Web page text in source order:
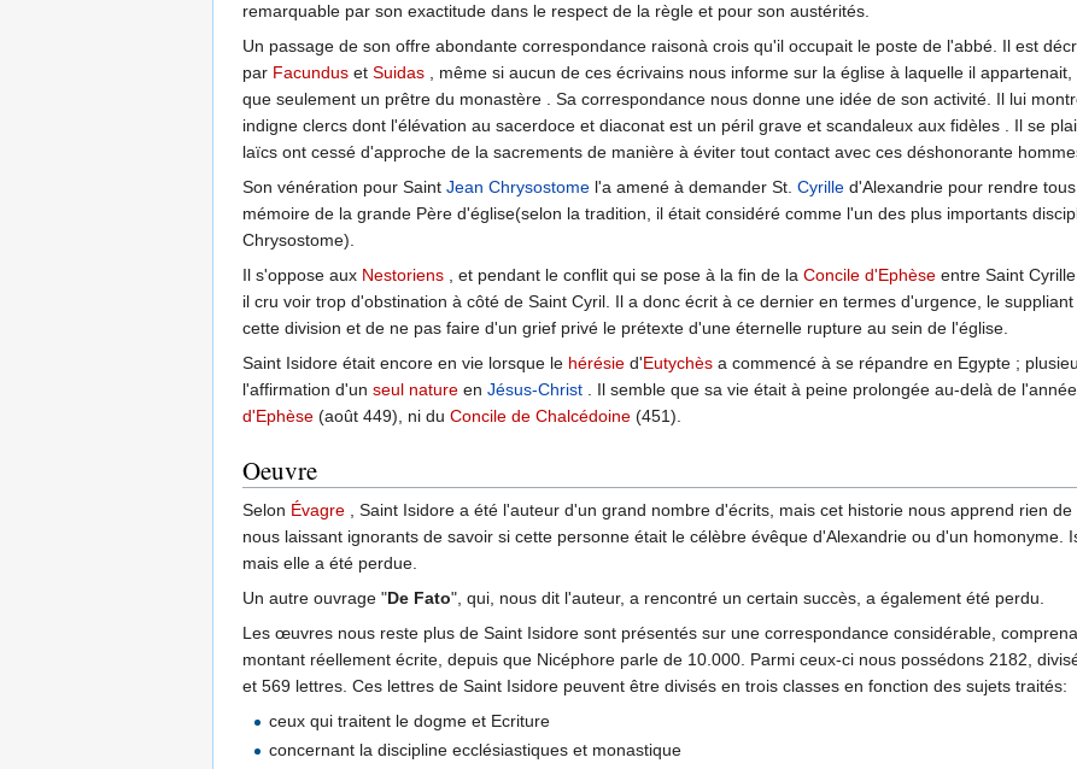
remarquable par son exactitude dans le respect de la règle et pour son austérités.
Un passage de son offre abondante correspondance raisonà crois qu'il occupait le poste de l'abbé. Il est
par Facundus et Suidas , même si aucun de ces écrivains nous informe sur la église à laquelle il
que seulement un prêtre du monastère . Sa correspondance nous donne une idée de son activité. Il lui
indigne clercs dont l'élévation au sacerdoce et diaconat est un péril grave et scandaleux aux fidèles . Il se
laïcs ont cessé d'approche de la sacrements de manière à éviter tout contact avec ces déshonorante
Son vénération pour Saint Jean Chrysostome l'a amené à demander St. Cyrille d'Alexandrie pour rendre
mémoire de la grande Père d'église(selon la tradition, il était considéré comme l'un des plus importants
Chrysostome).
Il s'oppose aux Nestoriens , et pendant le conflit qui se pose à la fin de la Concile d'Ephèse entre Saint
il cru voir trop d'obstination à côté de Saint Cyril. Il a donc écrit à ce dernier en termes d'urgence, le
cette division et de ne pas faire d'un grief privé le prétexte d'une éternelle rupture au sein de l'église.
Saint Isidore était encore en vie lorsque le hérésie d'Eutychès a commencé à se répandre en Egypte ;
l'affirmation d'un seul nature en Jésus-Christ . Il semble que sa vie était à peine prolongée au-delà de
d'Ephèse (août 449), ni du Concile de Chalcédoine (451).
Oeuvre
Selon Évagre , Saint Isidore a été l'auteur d'un grand nombre d'écrits, mais cet historie nous apprend rien
nous laissant ignorants de savoir si cette personne était le célèbre évêque d'Alexandrie ou d'un homonyme.
mais elle a été perdue.
Un autre ouvrage "De Fato", qui, nous dit l'auteur, a rencontré un certain succès, a également été perdu.
Les œuvres nous reste plus de Saint Isidore sont présentés sur une correspondance considérable,
montant réellement écrite, depuis que Nicéphore parle de 10.000. Parmi ceux-ci nous possédons 2182,
et 569 lettres. Ces lettres de Saint Isidore peuvent être divisés en trois classes en fonction des sujets traités:
ceux qui traitent le dogme et Ecriture
concernant la discipline ecclésiastiques et monastique